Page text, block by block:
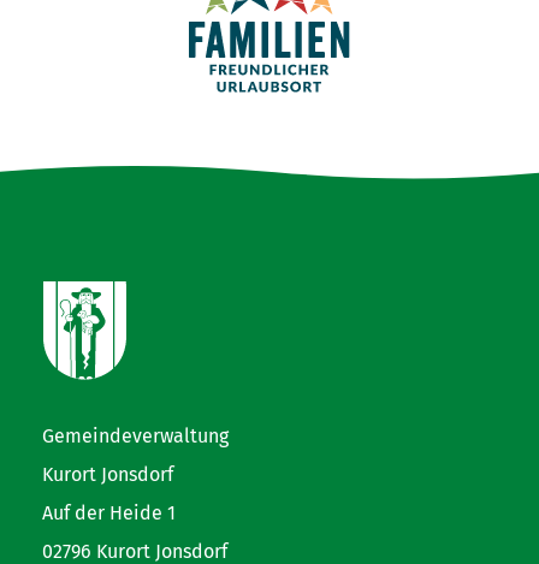
Gemeindeverwaltung
Kurort Jonsdorf
Auf der Heide 1
02796 Kurort Jonsdorf